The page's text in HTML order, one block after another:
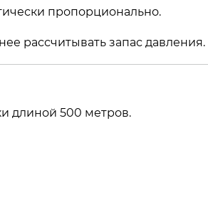
пропорционально.
рассчитывать запас давления.
длиной 500 метров.